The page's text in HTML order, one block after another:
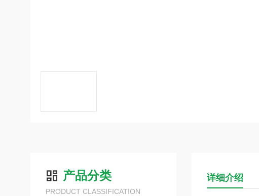
产品分类
PRODUCT CLASSIFICATION
详细介绍